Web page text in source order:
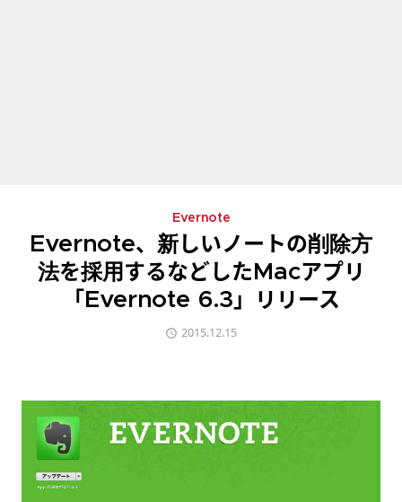
Evernote
Evernote、新しいノートの削除方
法を採用するなどしたMacアプリ
「Evernote 6.3」リリース
2015.12.15